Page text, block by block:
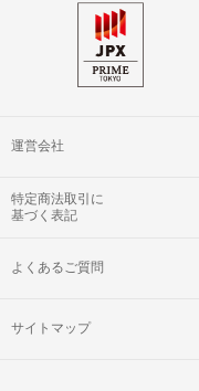
運営会社
特定商法取引に
基づく表記
よくあるご質問
サイトマップ